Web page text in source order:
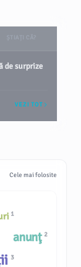
de surprize
VEZI TOT
Cele mai folosite
1
anunţ 2
3